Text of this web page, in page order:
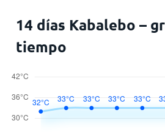
14 días Kabalebo –
tiempo